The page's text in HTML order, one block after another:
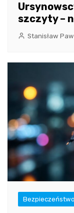
szczyty –
Stanisław
Bezpieczeństwo